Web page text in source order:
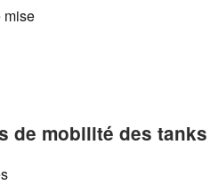
mise
de mobilité des tanks